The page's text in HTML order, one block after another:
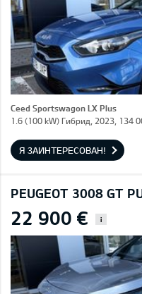
Ceed Sportswagon LX Plus
1.6 (100 kW) Гибрид, 2023, 134
Я ЗАИНТЕРЕСОВАН!
PEUGEOT 3008 GT
22 900 € i